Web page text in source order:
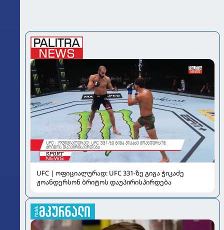
UFC | ოფიციალურად: UFC 331-ზე გიგა ჭიკაძე
ჟოანდერსონ ბრიტოს დაუპირისპირდება